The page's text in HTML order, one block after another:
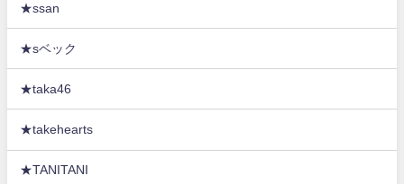
★ssan
★sベック
★taka46
★takehearts
★TANITANI